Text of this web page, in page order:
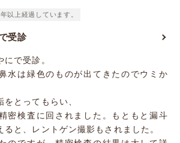
以上経過しています。
受診
で受診。
水は緑色のものが出てきたのでウミか
とってもらい、
密検査に回されました。もともと漏斗
ると、レントゲン撮影もされました。